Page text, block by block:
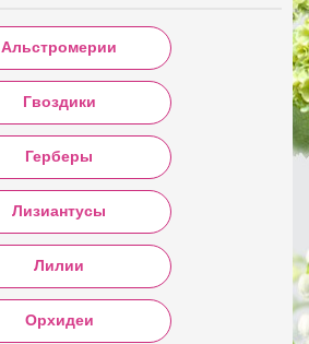
Альстромерии
Гвоздики
Герберы
Лизиантусы
Лилии
Орхидеи